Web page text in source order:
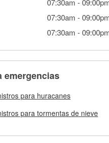
07:30am -
07:30am -
07:30am -
emergencias
para huracanes
para tormentas de nieve